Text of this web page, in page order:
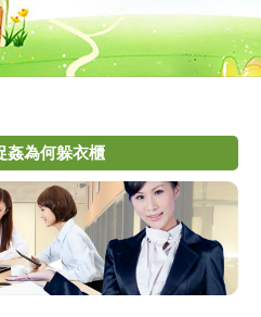
姦為何躲衣櫃